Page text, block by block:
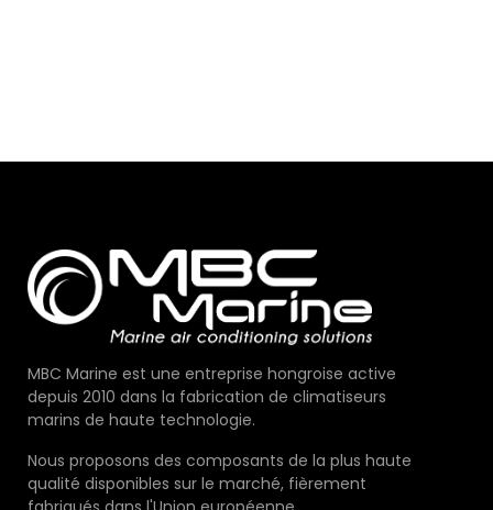
MBC Marine est une entreprise hongroise active
depuis 2010 dans la fabrication de climatiseurs
marins de haute technologie.
Nous proposons des composants de la plus haute
qualité disponibles sur le marché, fièrement